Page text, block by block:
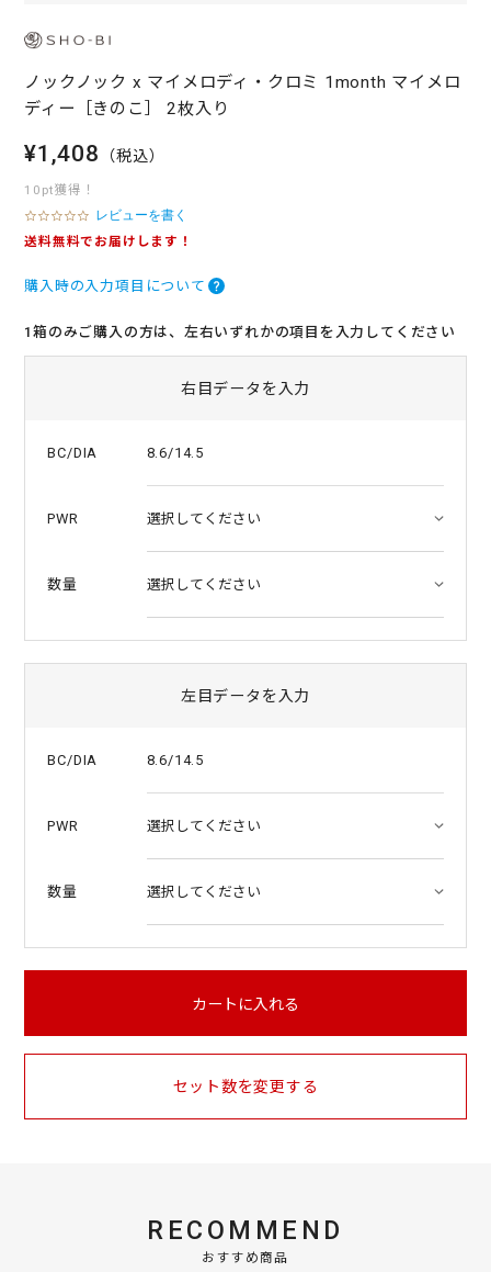
ノックノック x マイメロディ・クロミ 1month マイメロ
ディー［きのこ］ 2枚入り
¥1,408 （税込）
10pt獲得！
0
.
t
r
レビューを書く
送料無料でお届けします！
購入時の入力項目について
1箱のみご購入の方は、左右いずれかの項目を入力してください
右目データを入力
BC/DIA 8.6/14.5
PWR
数量
左目データを入力
BC/DIA 8.6/14.5
PWR
数量
カートに入れる
セット数を変更する
RECOMMEND
おすすめ商品